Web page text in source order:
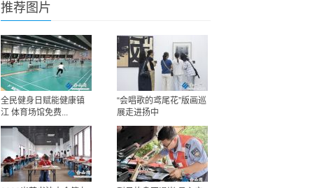
推荐图片
全民健身日赋能健康镇
江 体育场馆免费...
“会唱歌的鸢尾花”版画巡
展走进扬中